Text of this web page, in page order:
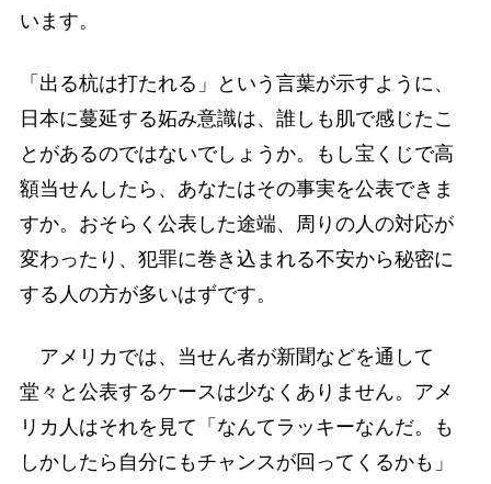
います。
「出る杭は打たれる」という言葉が示すように、
日本に蔓延する妬み意識は、誰しも肌で感じたこ
とがあるのではないでしょうか。もし宝くじで高
額当せんしたら、あなたはその事実を公表できま
すか。おそらく公表した途端、周りの人の対応が
変わったり、犯罪に巻き込まれる不安から秘密に
する人の方が多いはずです。
アメリカでは、当せん者が新聞などを通して
堂々と公表するケースは少なくありません。アメ
リカ人はそれを見て「なんてラッキーなんだ。も
しかしたら自分にもチャンスが回ってくるかも」